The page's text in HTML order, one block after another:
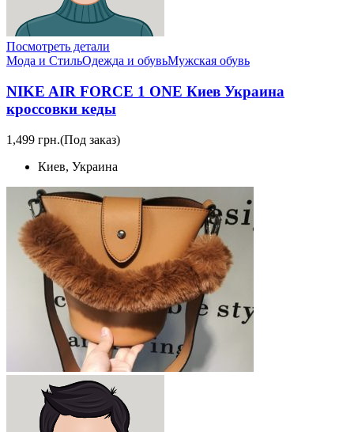
Посмотреть детали
Мода и СтильОдежда и обувьМужская обувь
NIKE AIR FORCE 1 ONE Киев Украина
кроссовки кеды
1,499 грн.(Под заказ)
Киев, Украина